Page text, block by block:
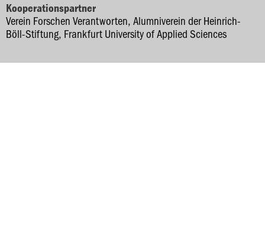
Kooperationspartner
Verein Forschen Verantworten, Alumniverein der Heinrich-
Böll-Stiftung, Frankfurt University of Applied Sciences